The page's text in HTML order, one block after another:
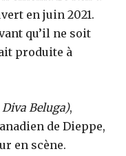
en juin 2021.
qu’il ne soit
produite à
Diva Beluga),
de Dieppe,
en scène.